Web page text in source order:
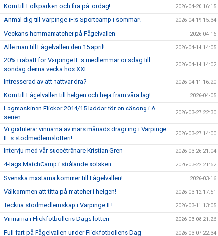
Kom till Folkparken och fira på lördag! 2026-04-20 16:15
Anmäl dig till Värpinge IF:s Sportcamp i sommar! 2026-04-19 15:34
Veckans hemmamatcher på Fågelvallen 2026-04-16
Alle man till Fågelvallen den 15 april! 2026-04-14 14:05
20% i rabatt för Värpinge IF:s medlemmar onsdag till
söndag denna vecka hos XXL
2026-04-14 14:02
Intresserad av att nattvandra? 2026-04-11 16:20
Kom till Fågelvallen till helgen och heja fram våra lag! 2026-04-05
Lagmaskinen Flickor 2014/15 laddar för en säsong i A-
serien
2026-03-27 22:30
Vi gratulerar vinnarna av mars månads dragning i Värpinge
IF:s stödmedlemslotteri!
2026-03-27 14:00
Intervju med vår succétränare Kristian Gren 2026-03-26 21:04
4-lags MatchCamp i strålande solsken 2026-03-22 21:52
Svenska mästarna kommer till Fågelvallen! 2026-03-16
Välkommen att titta på matcher i helgen! 2026-03-12 17:51
Teckna stödmedlemskap i Värpinge IF! 2026-03-11 13:05
Vinnarna i Flickfotbollens Dags lotteri 2026-03-08 21:26
Full fart på Fågelvallen under Flickfotbollens Dag 2026-03-07 22:34